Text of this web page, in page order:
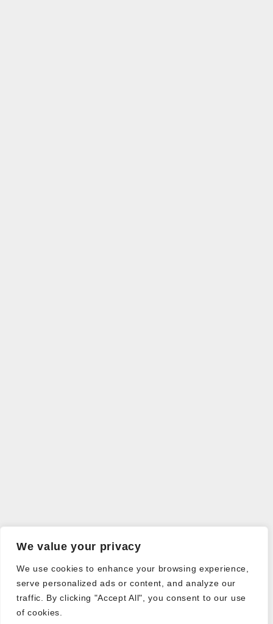
We value your privacy
We use cookies to enhance your browsing experience,
serve personalized ads or content, and analyze our
traffic. By clicking "Accept All", you consent to our use
of cookies.